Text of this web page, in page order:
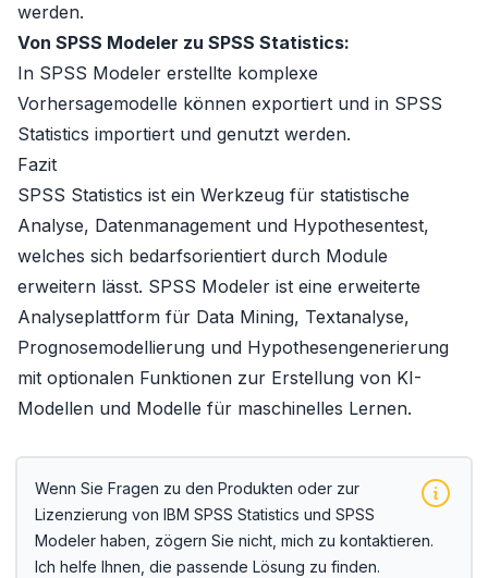
werden.
Von SPSS Modeler zu SPSS Statistics:
In SPSS Modeler erstellte komplexe
Vorhersagemodelle können exportiert und in SPSS
Statistics importiert und genutzt werden.
Fazit
SPSS Statistics ist ein Werkzeug für statistische
Analyse, Datenmanagement und Hypothesentest,
welches sich bedarfsorientiert durch Module
erweitern lässt. SPSS Modeler ist eine erweiterte
Analyseplattform für Data Mining, Textanalyse,
Prognosemodellierung und Hypothesengenerierung
mit optionalen Funktionen zur Erstellung von KI-
Modellen und Modelle für maschinelles Lernen.
Wenn Sie Fragen zu den Produkten oder zur
Lizenzierung von IBM SPSS Statistics und SPSS
Modeler haben, zögern Sie nicht, mich zu kontaktieren.
Ich helfe Ihnen, die passende Lösung zu finden.